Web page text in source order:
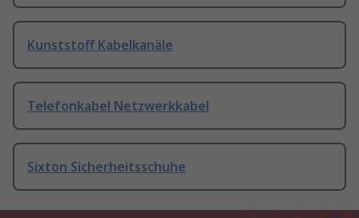
Kunststoff Kabelkanäle
Telefonkabel Netzwerkkabel
Sixton Sicherheitsschuhe